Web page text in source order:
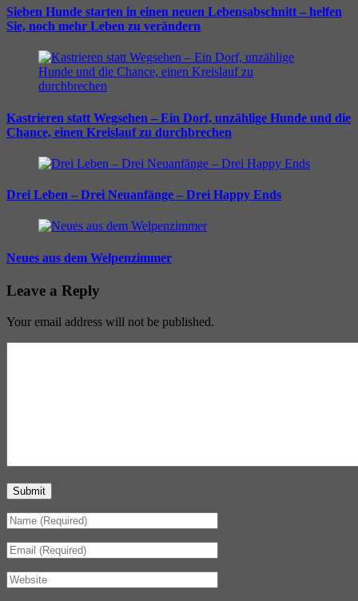
Sieben Hunde starten in einen neuen Lebensabschnitt – helfen
Sie, noch mehr Leben zu verändern
Kastrieren statt Wegsehen – Ein Dorf, unzählige Hunde und die
Chance, einen Kreislauf zu durchbrechen
Drei Leben – Drei Neuanfänge – Drei Happy Ends
Neues aus dem Welpenzimmer
Leave a Reply
Your email address will not be published.
Submit